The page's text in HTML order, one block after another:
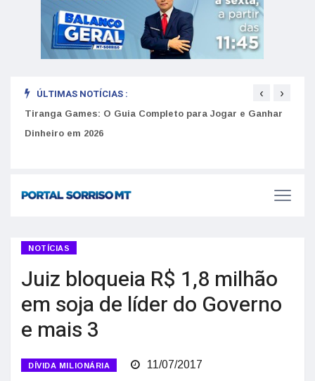
ÚLTIMAS NOTÍCIAS :
Tiranga Games: O Guia Completo para Jogar e Ganhar
anúncios falsos de moradia na internet
‹ ›
NOTÍCIAS
Juiz bloqueia R$ 1,8 milhão
em soja de líder do Governo
e mais 3
DÍVIDA MILIONÁRIA 11/07/2017